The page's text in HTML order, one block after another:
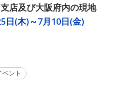
店及び大阪府内の現地
日(木)～7月10日(金)
ント